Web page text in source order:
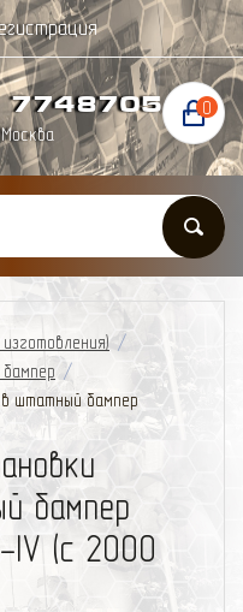
7748705
Москва
0
/
/
штатный бампер
бампер
IV (с 2000